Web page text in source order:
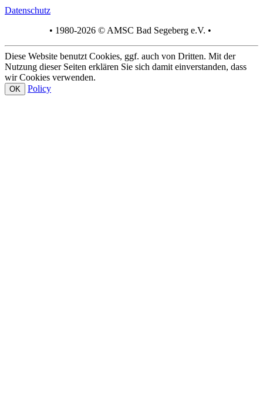
Datenschutz
• 1980-2026 © AMSC Bad Segeberg e.V. •
Diese Website benutzt Cookies, ggf. auch von Dritten. Mit der
Nutzung dieser Seiten erklären Sie sich damit einverstanden, dass
wir Cookies verwenden.
OK Policy